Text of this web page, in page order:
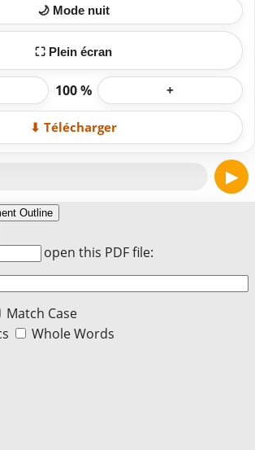
🌙 Mode nuit
⛶ Plein écran
100 % +
⬇ Télécharger
▶
Outline
Match Case
Whole Words
to open this PDF file: